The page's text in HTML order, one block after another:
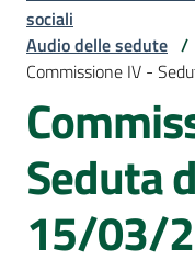
Assemblea
Attività
sociali
Audio delle sedute /
Commissione IV -
Seduta
15/03/